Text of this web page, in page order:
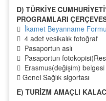
D) TÜRKİYE
PROGRAMLARI
 İkamet Beyanname Formu
 4 adet vesikalık fotoğraf
 Pasaportun aslı
 Pasaportun
 Erasmus(değişim) belgesi
 Genel Sağlık sigortası
E) TURİZM AMAÇLI